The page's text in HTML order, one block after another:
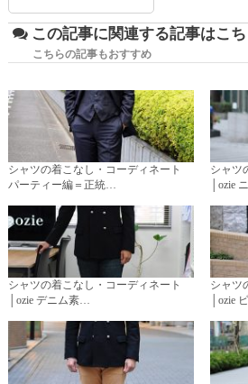
この記事に関連する記事はこち
こちらの記事もおすすめ
シャツの着こなし・コーディネート
パーティー編＝正統…
シャツ
│ozie
シャツの着こなし・コーディネート
│ozie デニム素…
シャツ
│ozie